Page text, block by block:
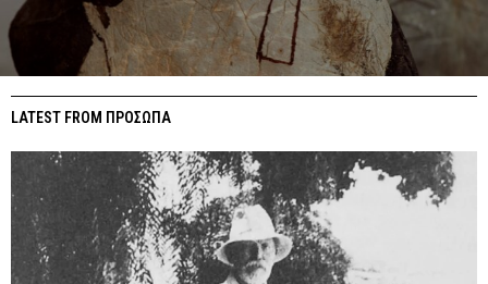
LATEST FROM ΠΡΟΣΩΠΑ